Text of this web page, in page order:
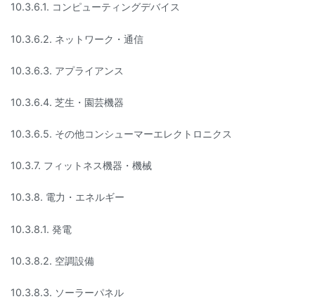
10.3.6.1. コンピューティングデバイス
10.3.6.2. ネットワーク・通信
10.3.6.3. アプライアンス
10.3.6.4. 芝生・園芸機器
10.3.6.5. その他コンシューマーエレクトロニクス
10.3.7. フィットネス機器・機械
10.3.8. 電力・エネルギー
10.3.8.1. 発電
10.3.8.2. 空調設備
10.3.8.3. ソーラーパネル